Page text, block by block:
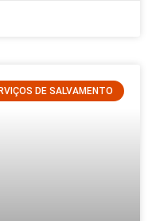
DE SALVAMENTO